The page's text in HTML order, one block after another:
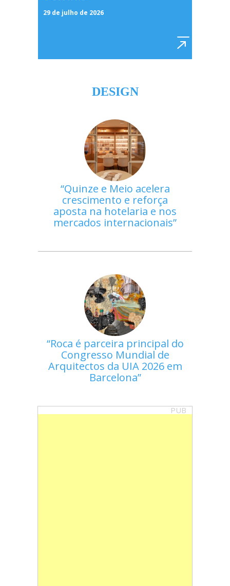
29 de julho de 2026
DESIGN
Quinze e Meio acelera
crescimento e reforça
aposta na hotelaria e nos
mercados internacionais
Roca é parceira principal do
Congresso Mundial de
Arquitectos da UIA 2026 em
Barcelona
PUB